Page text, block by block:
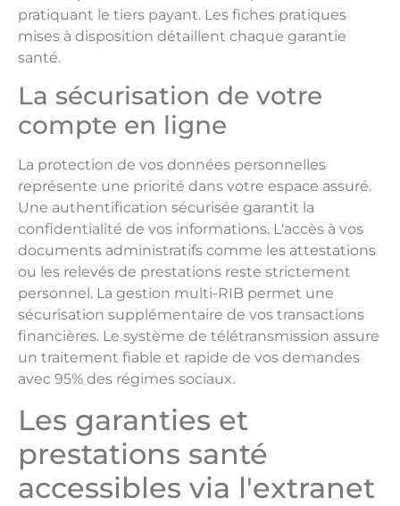
pratiquant le tiers payant. Les fiches pratiques
mises à disposition détaillent chaque garantie
santé.
La sécurisation de votre
compte en ligne
La protection de vos données personnelles
représente une priorité dans votre espace assuré.
Une authentification sécurisée garantit la
confidentialité de vos informations. L'accès à vos
documents administratifs comme les attestations
ou les relevés de prestations reste strictement
personnel. La gestion multi-RIB permet une
sécurisation supplémentaire de vos transactions
financières. Le système de télétransmission assure
un traitement fiable et rapide de vos demandes
avec 95% des régimes sociaux.
Les garanties et
prestations santé
accessibles via l'extranet